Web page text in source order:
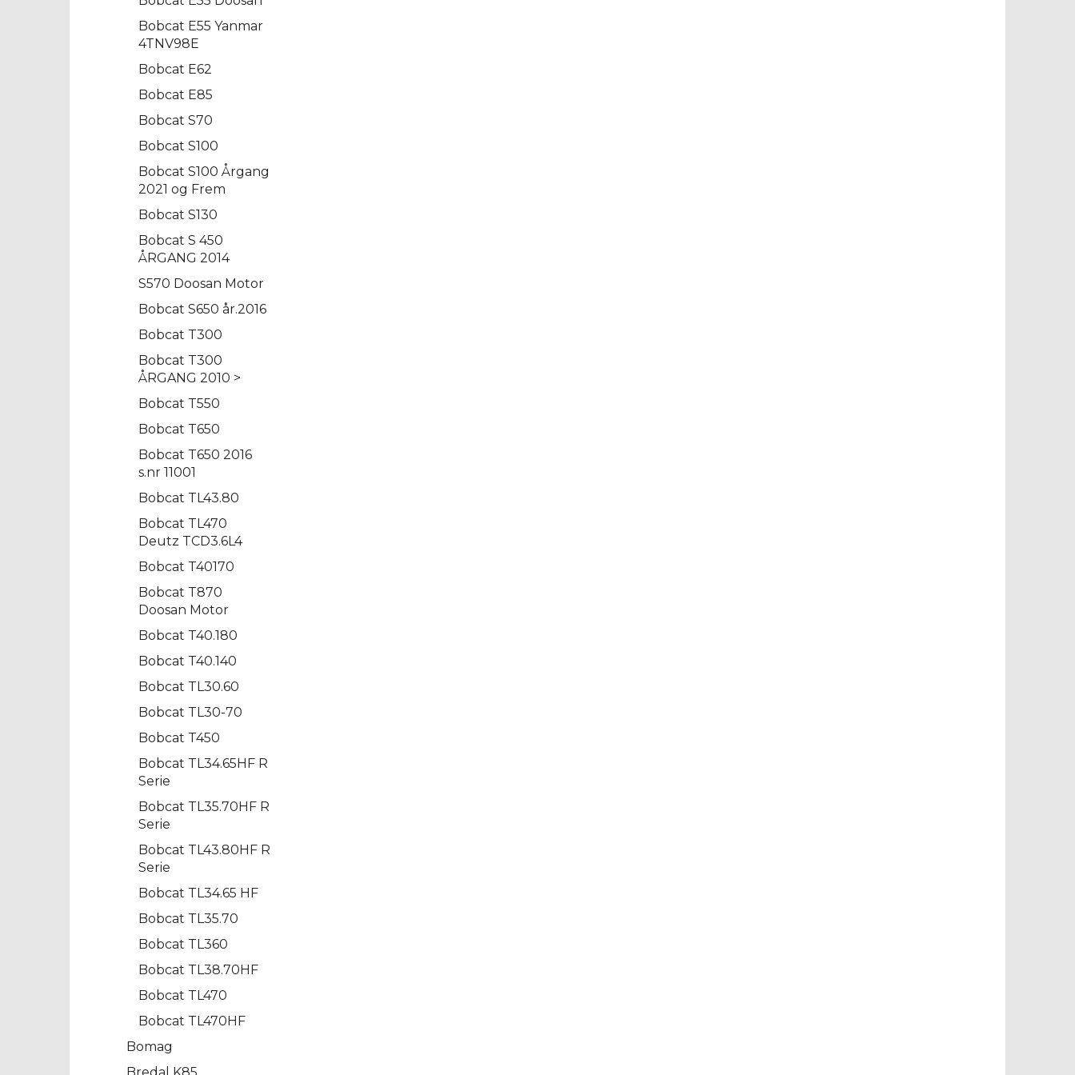
Bobcat E55 Yanmar
4TNV98E
Bobcat E62
Bobcat E85
Bobcat S70
Bobcat S100
Bobcat S100 Årgang
2021 og Frem
Bobcat S130
Bobcat S 450
ÅRGANG 2014
S570 Doosan Motor
Bobcat S650 år.2016
Bobcat T300
Bobcat T300
ÅRGANG 2010 >
Bobcat T550
Bobcat T650
Bobcat T650 2016
s.nr 11001
Bobcat TL43.80
Bobcat TL470
Deutz TCD3.6L4
Bobcat T40170
Bobcat T870
Doosan Motor
Bobcat T40.180
Bobcat T40.140
Bobcat TL30.60
Bobcat TL30-70
Bobcat T450
Bobcat TL34.65HF R
Serie
Bobcat TL35.70HF R
Serie
Bobcat TL43.80HF R
Serie
Bobcat TL34.65 HF
Bobcat TL35.70
Bobcat TL360
Bobcat TL38.70HF
Bobcat TL470
Bobcat TL470HF
Bomag